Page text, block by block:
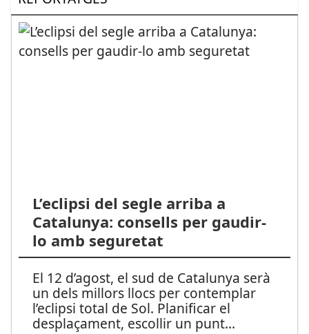
L’eclipsi del segle arriba a
Catalunya: consells per gaudir-
lo amb seguretat
El 12 d’agost, el sud de Catalunya serà
un dels millors llocs per contemplar
l’eclipsi total de Sol. Planificar el
desplaçament, escollir un punt...